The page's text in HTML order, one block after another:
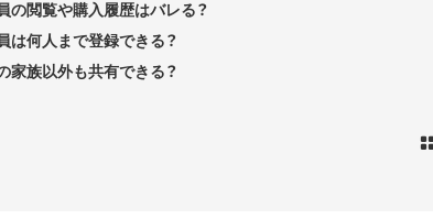
閲覧や購入履歴はバレる？
何人まで登録できる？
族以外も共有できる？